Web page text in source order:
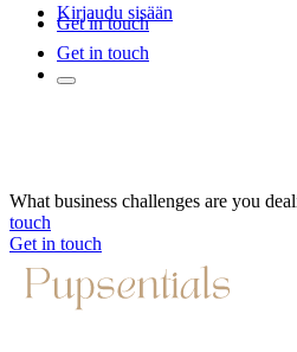
Kirjaudu sisään
Get in touch
Get in touch
What business challenges are you
touch
Get in touch